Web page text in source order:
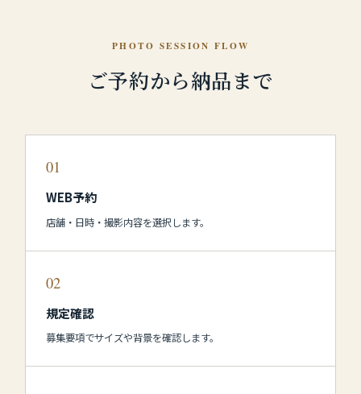
PHOTO SESSION FLOW
ご予約から納品まで
01
WEB予約
店舗・日時・撮影内容を選択します。
02
規定確認
募集要項でサイズや背景を確認します。